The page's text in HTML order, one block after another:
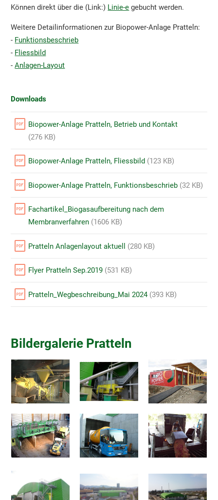
Können direkt über die (Link:) Linie-e gebucht werden.
Weitere Detailinformationen zur Biopower-Anlage Pratteln:
- Funktionsbeschrieb
- Fliessbild
-Anlagen-Layout
Downloads
Biopower-Anlage Pratteln, Betrieb und Kontakt
(276 KB)
Biopower-Anlage Pratteln, Fliessbild (123 KB)
Biopower-Anlage Pratteln, Funktionsbeschrieb (32 KB)
Fachartikel_Biogasaufbereitung nach dem
Membranverfahren (1606 KB)
Pratteln Anlagenlayout aktuell (280 KB)
Flyer Pratteln Sep.2019 (531 KB)
Pratteln_Wegbeschreibung_Mai 2024 (393 KB)
Bildergalerie Pratteln